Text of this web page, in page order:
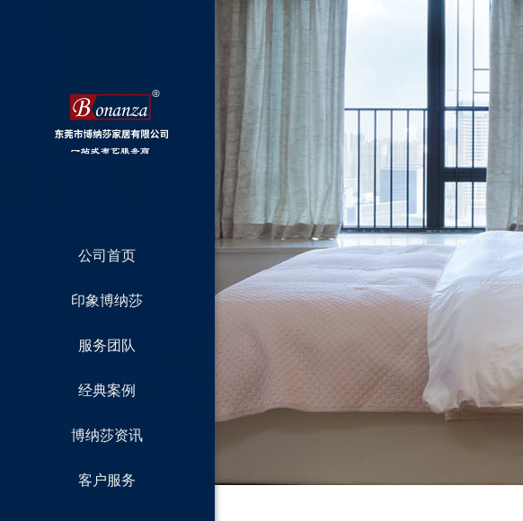
公司首页
印象博纳莎
服务团队
经典案例
博纳莎资讯
客户服务